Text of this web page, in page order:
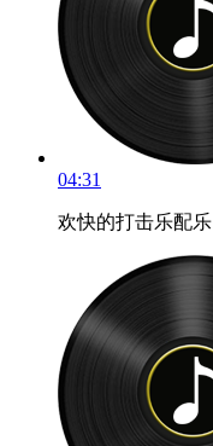
04:31
欢快的打击乐配乐